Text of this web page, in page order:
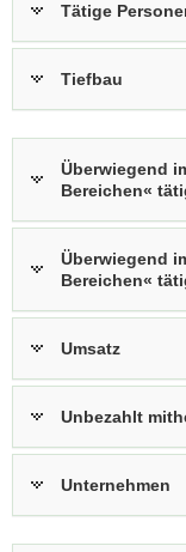
Tätige
Tiefbau
Überwiegend
Bereichen«
Überwiegend
Bereichen«
Umsatz
Unbezahlt
Unternehmen